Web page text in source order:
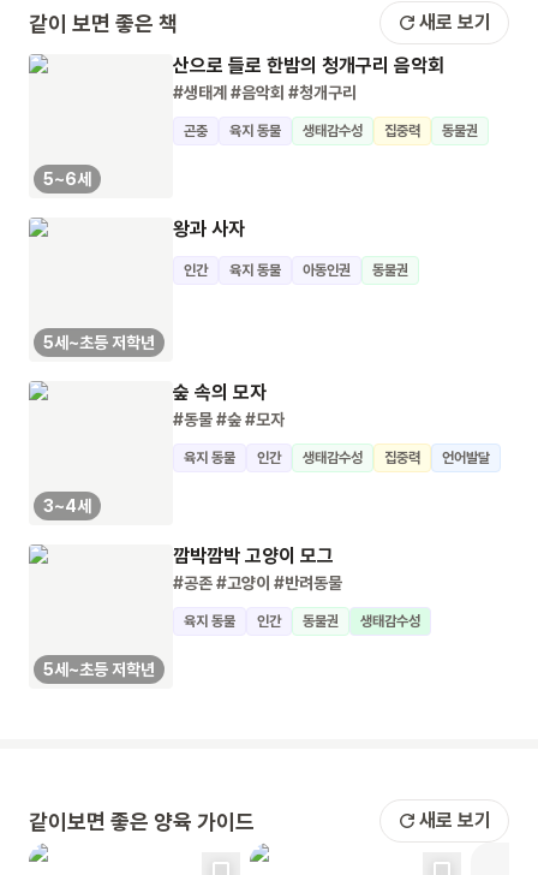
같이 보면 좋은 책 새로 보기
5~6세
산으로 들로 한밤의 청개구리 음악회
#생태계 #음악회 #청개구리
곤충 육지 동물 생태감수성 집중력 동물권
5세~초등 저학년
왕과 사자
인간 육지 동물 아동인권 동물권
3~4세
숲 속의 모자
#동물#숲#모자
육지 동물 인간 생태감수성 집중력 언어발달
5세~초등 저학년
깜박깜박 고양이 모그
#공존#고양이 #반려동물
육지 동물 인간 동물권 생태감수성
같이보면 좋은 양육 가이드 새로 보기